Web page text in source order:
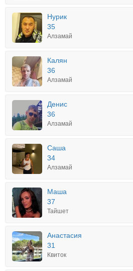
Нурик
35
Алзамай
Калян
36
Алзамай
Денис
36
Алзамай
Саша
34
Алзамай
Маша
37
Тайшет
Анастасия
31
Квиток